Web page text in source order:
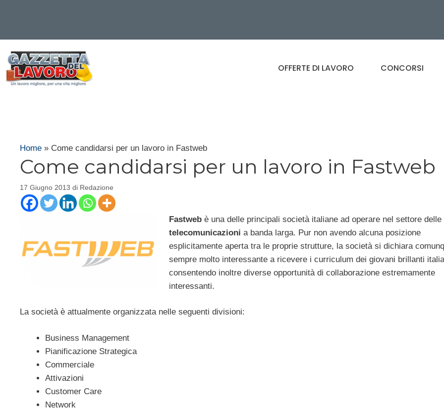
contenuto
OFFERTE DI LAVORO CONCORSI
Home » Come candidarsi per un lavoro in Fastweb
Come candidarsi per un lavoro in Fastweb
17 Giugno 2013 di Redazione
Fastwebè una delle principali società italiane ad operare nel settore delle
telecomunicazioni a banda larga. Pur non avendo alcuna posizione
esplicitamente aperta tra le proprie strutture, la società si dichiara
sempre molto interessante a ricevere i curriculum dei giovani brillanti
consentendo inoltre diverse opportunità di collaborazione estremamente
interessanti.
La società è attualmente organizzata nelle seguenti divisioni:
Business Management
Pianificazione Strategica
Commerciale
Attivazioni
Customer Care
Network